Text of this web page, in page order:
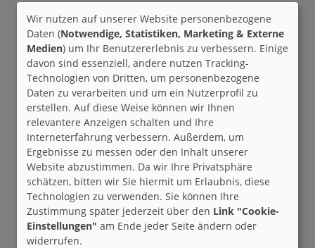
Wir nutzen auf unserer Website personenbezogene
Daten (Notwendige, Statistiken, Marketing & Externe
Medien) um Ihr Benutzererlebnis zu verbessern. Einige
davon sind essenziell, andere nutzen Tracking-
Technologien von Dritten, um personenbezogene
Daten zu verarbeiten und um ein Nutzerprofil zu
erstellen. Auf diese Weise können wir Ihnen
relevantere Anzeigen schalten und Ihre
Interneterfahrung verbessern. Außerdem, um
Ergebnisse zu messen oder den Inhalt unserer
Website abzustimmen. Da wir Ihre Privatsphäre
schätzen, bitten wir Sie hiermit um Erlaubnis, diese
Technologien zu verwenden. Sie können Ihre
Zustimmung später jederzeit über den Link "Cookie-
Einstellungen" am Ende jeder Seite ändern oder
widerrufen.